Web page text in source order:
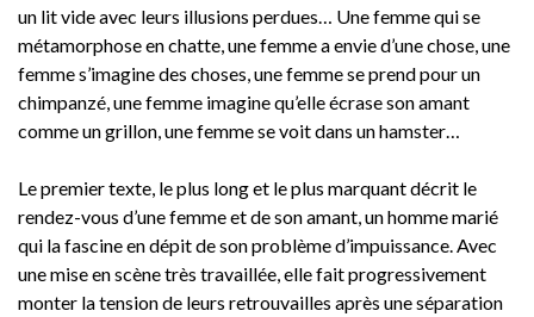
un lit vide avec leurs illusions perdues… Une femme qui se
métamorphose en chatte, une femme a envie d’une chose, une
femme s’imagine des choses, une femme se prend pour un
chimpanzé, une femme imagine qu’elle écrase son amant
comme un grillon, une femme se voit dans un hamster…
Le premier texte, le plus long et le plus marquant décrit le
rendez-vous d’une femme et de son amant, un homme marié
qui la fascine en dépit de son problème d’impuissance. Avec
une mise en scène très travaillée, elle fait progressivement
monter la tension de leurs retrouvailles après une séparation